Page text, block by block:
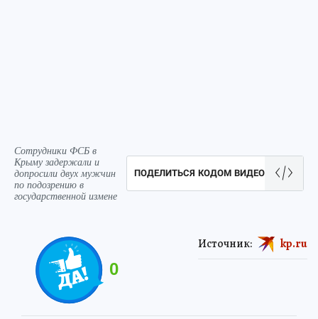
Сотрудники ФСБ в
Крыму задержали и
допросили двух мужчин
по подозрению в
государственной измене
ПОДЕЛИТЬСЯ КОДОМ ВИДЕО
0
Источник: kp.ru